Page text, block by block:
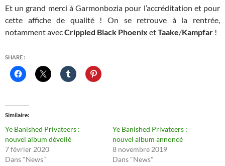
Et un grand merci à Garmonbozia pour l’accréditation et pour
cette affiche de qualité ! On se retrouve à la rentrée,
notamment avecCrippled Black Phoenix etTaake/Kampfar !
SHARE :
Similaire
Ye Banished Privateers :
nouvel album dévoilé
7 février 2020
Dans "News"
Ye Banished Privateers :
nouvel album annoncé
8 novembre 2019
Dans "News"